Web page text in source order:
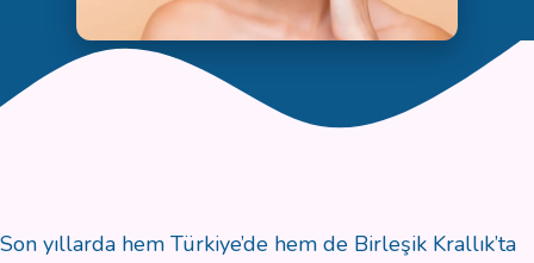
Son yıllarda hem Türkiye’de hem de Birleşik Krallık’ta